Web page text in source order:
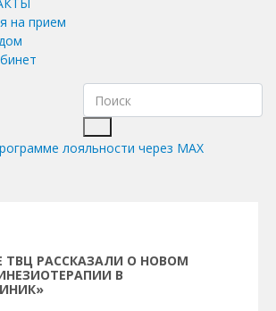
на прием
лояльности через MAX
ТВЦ РАССКАЗАЛИ О НОВОМ
В